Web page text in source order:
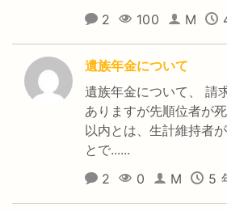
2
100 M
遺族年金について
遺族年金について、 請
ありますが先順位者が
以内とは、生計維持者
とで......
2
0 M 5